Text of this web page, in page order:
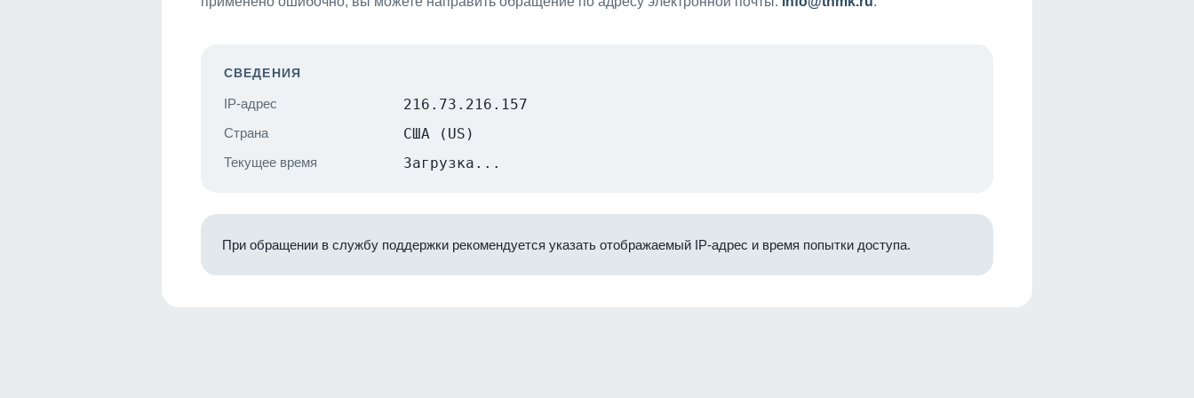
СВЕДЕНИЯ
IP-адрес 216.73.216.157
Страна США (US)
Текущее время Загрузка...
При обращении в службу поддержки рекомендуется указать отображаемый IP-адрес и время попытки доступа.